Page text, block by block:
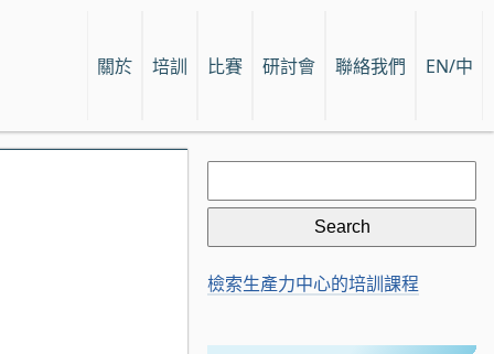
關於 培訓 比賽 研討會 聯絡我們 EN/中
Search
for:
檢索生產力中心的培訓課程